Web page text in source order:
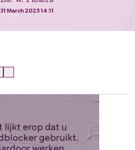
31 March 2025 14:11